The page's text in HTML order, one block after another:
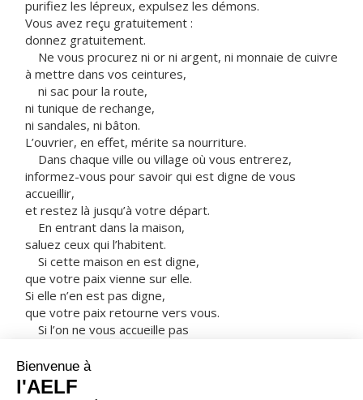
purifiez les lépreux, expulsez les démons.
Vous avez reçu gratuitement :
donnez gratuitement.
Ne vous procurez ni or ni argent, ni monnaie de cuivre
à mettre dans vos ceintures,
ni sac pour la route,
ni tunique de rechange,
ni sandales, ni bâton.
L’ouvrier, en effet, mérite sa nourriture.
Dans chaque ville ou village où vous entrerez,
informez-vous pour savoir qui est digne de vous
accueillir,
et restez là jusqu’à votre départ.
En entrant dans la maison,
saluez ceux qui l’habitent.
Si cette maison en est digne,
que votre paix vienne sur elle.
Si elle n’en est pas digne,
que votre paix retourne vers vous.
Si l’on ne vous accueille pas
sortez de cette maison ou de cette ville,
et secouez la poussière de vos pieds.